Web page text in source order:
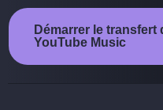
Démarrer le
YouTube Music